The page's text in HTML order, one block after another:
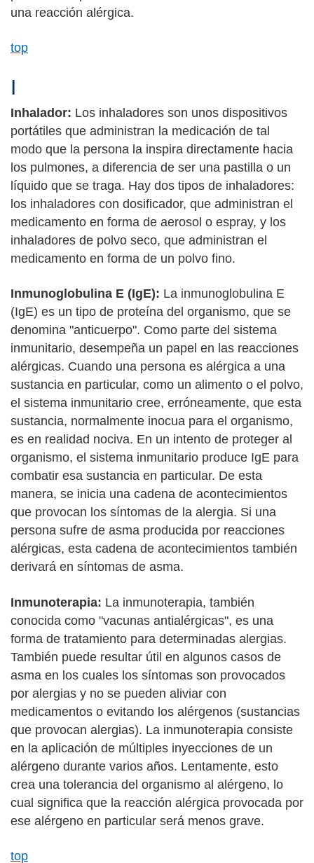
una reacción alérgica.
top
I
Inhalador: Los inhaladores son unos dispositivos
portátiles que administran la medicación de tal
modo que la persona la inspira directamente hacia
los pulmones, a diferencia de ser una pastilla o un
líquido que se traga. Hay dos tipos de inhaladores:
los inhaladores con dosificador, que administran el
medicamento en forma de aerosol o espray, y los
inhaladores de polvo seco, que administran el
medicamento en forma de un polvo fino.
Inmunoglobulina E (IgE): La inmunoglobulina E
(IgE) es un tipo de proteína del organismo, que se
denomina "anticuerpo". Como parte del sistema
inmunitario, desempeña un papel en las reacciones
alérgicas. Cuando una persona es alérgica a una
sustancia en particular, como un alimento o el polvo,
el sistema inmunitario cree, erróneamente, que esta
sustancia, normalmente inocua para el organismo,
es en realidad nociva. En un intento de proteger al
organismo, el sistema inmunitario produce IgE para
combatir esa sustancia en particular. De esta
manera, se inicia una cadena de acontecimientos
que provocan los síntomas de la alergia. Si una
persona sufre de asma producida por reacciones
alérgicas, esta cadena de acontecimientos también
derivará en síntomas de asma.
Inmunoterapia: La inmunoterapia, también
conocida como "vacunas antialérgicas", es una
forma de tratamiento para determinadas alergias.
También puede resultar útil en algunos casos de
asma en los cuales los síntomas son provocados
por alergias y no se pueden aliviar con
medicamentos o evitando los alérgenos (sustancias
que provocan alergias). La inmunoterapia consiste
en la aplicación de múltiples inyecciones de un
alérgeno durante varios años. Lentamente, esto
crea una tolerancia del organismo al alérgeno, lo
cual significa que la reacción alérgica provocada por
ese alérgeno en particular será menos grave.
top